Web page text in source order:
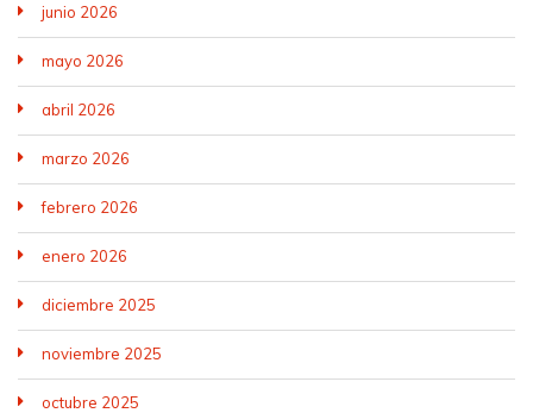
junio 2026
mayo 2026
abril 2026
marzo 2026
febrero 2026
enero 2026
diciembre 2025
noviembre 2025
octubre 2025